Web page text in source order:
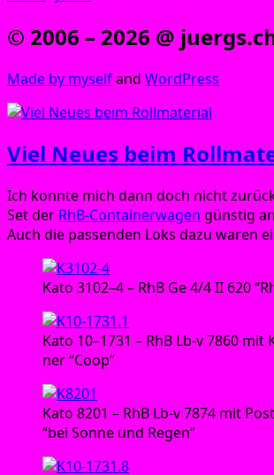
© 2006 – 2026 @
Made by mys­elfand Word­Press
Viel Neues beim
Ich konn­te mich dann doch nicht
Set der RhB-Con­tai­ner­wa­gen güns­tig
Auch die pas­sen­den Loks dazu waren
Kato 3102–4 – RhB Ge 4/4 II 620
Kato 10–1731 – RhB Lb‑v 7860
ner “Coop”
Kato 8201 – RhB Lb‑v 7874 mit
“bei Son­ne und Regen”